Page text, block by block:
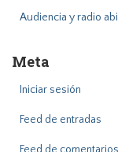
Audiencia y radio
Meta
Iniciar sesión
Feed de entradas